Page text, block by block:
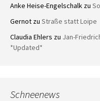
Anke Heise-Engelschalk zu
Gernot zu Straße statt Loipe
Claudia Ehlers zu Jan-
*Updated*
Schneenews